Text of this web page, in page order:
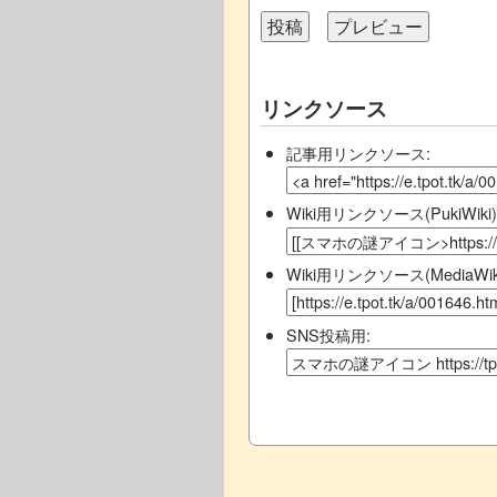
リンクソース
記事用リンクソース:
Wiki用リンクソース
Wiki用リンクソース
SNS投稿用: